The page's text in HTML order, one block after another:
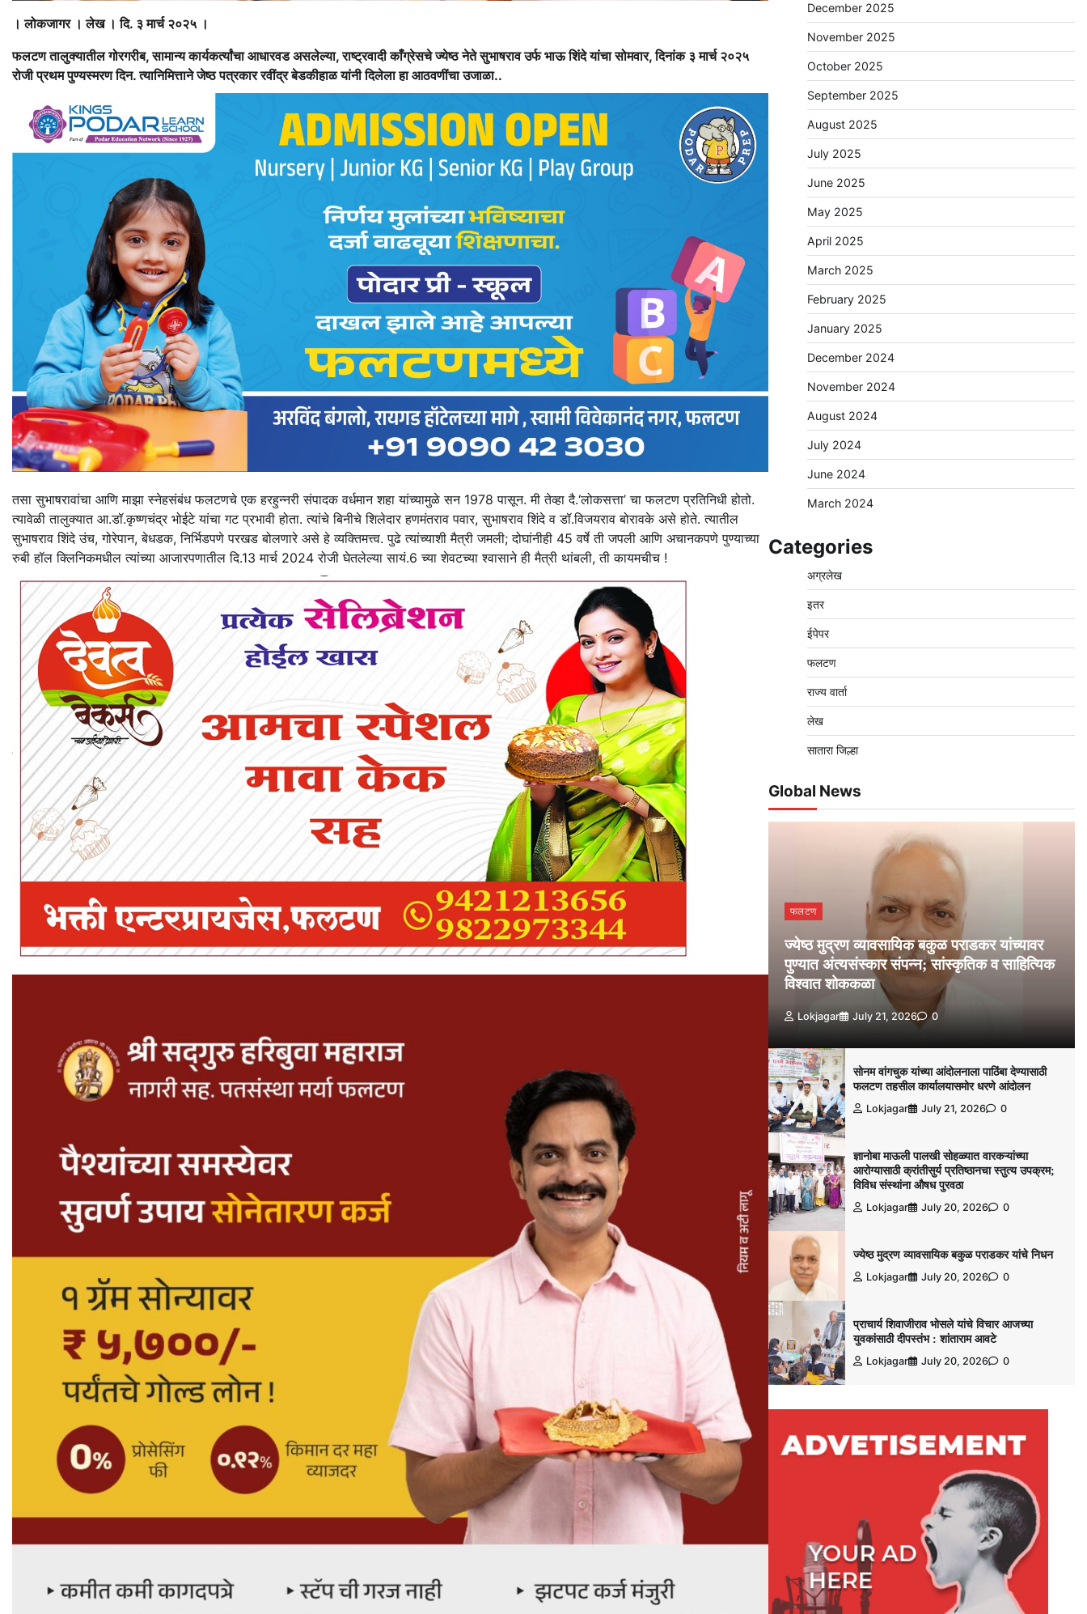
। लोकजागर । लेख । दि. ३ मार्च २०२५ ।
फलटण तालुक्यातील गोरगरीब, सामान्य कार्यकर्त्यांचा आधारवड असलेल्या, राष्ट्रवादी काँग्रेसचे ज्येष्ठ नेते सुभाषराव उर्फ भाऊ शिंदे यांचा सोमवार, दिनांक ३ मार्च २०२५
रोजी प्रथम पुण्यस्मरण दिन. त्यानिमित्ताने जेष्ठ पत्रकार रवींद्र बेडकीहाळ यांनी दिलेला हा आठवणींचा उजाळा..
तसा सुभाषरावांचा आणि माझा स्नेहसंबंध फलटणचे एक हरहुन्नरी संपादक वर्धमान शहा यांच्यामुळे सन 1978 पासून. मी तेव्हा दै.‘लोकसत्ता’ चा फलटण प्रतिनिधी होतो.
त्यावेळी तालुक्यात आ.डॉ.कृष्णचंद्र भोईटे यांचा गट प्रभावी होता. त्यांचे बिनीचे शिलेदार हणमंतराव पवार, सुभाषराव शिंदे व डॉ.विजयराव बोरावके असे होते. त्यातील
सुभाषराव शिंदे उंच, गोरेपान, बेधडक, निर्भिडपणे परखड बोलणारे असे हे व्यक्तिमत्त्व. पुढे त्यांच्याशी मैत्री जमली; दोघांनीही 45 वर्षे ती जपली आणि अचानकपणे पुण्याच्या
रुबी हॉल क्लिनिकमधील त्यांच्या आजारपणातील दि.13 मार्च 2024 रोजी घेतलेल्या सायं.6 च्या शेवटच्या श्‍वासाने ही मैत्री थांबली, ती कायमचीच !
December 2025
November 2025
October 2025
September 2025
August 2025
July 2025
June 2025
May 2025
April 2025
March 2025
February 2025
January 2025
December 2024
November 2024
August 2024
July 2024
June 2024
March 2024
Categories
अग्रलेख
इतर
ईपेपर
फलटण
राज्य वार्ता
लेख
सातारा जिल्हा
Global News
फलटण
ज्येष्ठ मुद्रण व्यावसायिक बकुळ पराडकर यांच्यावर
पुण्यात अंत्यसंस्कार संपन्न; सांस्कृतिक व साहित्यिक
विश्‍वात शोककळा
Lokjagar July 21, 2026 0
सोनम वांगचुक यांच्या आंदोलनाला पाठिंबा देण्यासाठी
फलटण तहसील कार्यालयासमोर धरणे आंदोलन
Lokjagar July 21, 2026 0
ज्ञानोबा माऊली पालखी सोहळ्यात वारकऱ्यांच्या
आरोग्यासाठी क्रांतीसुर्य प्रतिष्ठानचा स्तुत्य उपक्रम;
विविध संस्थांना औषध पुरवठा
Lokjagar July 20, 2026 0
ज्येष्ठ मुद्रण व्यावसायिक बकुळ पराडकर यांचे निधन
Lokjagar July 20, 2026 0
प्राचार्य शिवाजीराव भोसले यांचे विचार आजच्या
युवकांसाठी दीपस्तंभ : शांताराम आवटे
Lokjagar July 20, 2026 0